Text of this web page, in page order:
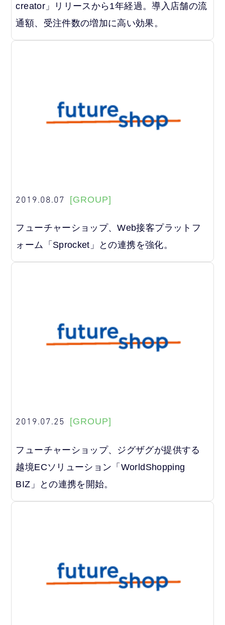
creator」リリースから1年経過。導入店舗の流
通額、受注件数の増加に高い効果。
2019.08.07 [GROUP]
フューチャーショップ、Web接客プラットフ
ォーム「Sprocket」との連携を強化。
2019.07.25 [GROUP]
フューチャーショップ、ジグザグが提供する
越境ECソリューション「WorldShopping
BIZ」との連携を開始。